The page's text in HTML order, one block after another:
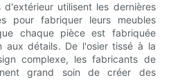
utilisent les dernières
pour fabriquer leurs meubles
chaque pièce est fabriquée
aux détails. De l'osier tissé à la
complexe, les fabricants de
grand soin de créer des